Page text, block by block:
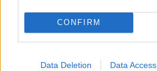
CONFIRM
Data Deletion Data Access